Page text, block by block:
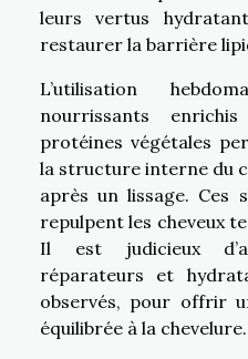
leurs vertus
restaurer la barrière
L’utilisation
nourrissants
protéines végétales
la structure interne du
après un lissage. Ces
repulpent les cheveux
Il est judicieux
réparateurs et
observés, pour offrir
équilibrée à la chevelure.